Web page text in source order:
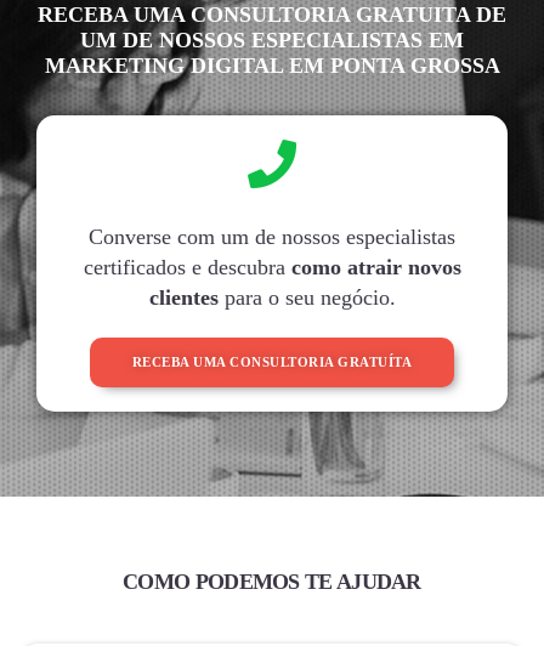
RECEBA UMA CONSULTORIA GRATUITA DE
UM DE NOSSOS ESPECIALISTAS EM
MARKETING DIGITAL EM PONTA GROSSA
Converse com um de nossos especialistas
certificados e descubra como atrair novos
clientespara o seu negócio.
RECEBA UMA CONSULTORIA GRATUÍTA
COMO PODEMOS TE AJUDAR